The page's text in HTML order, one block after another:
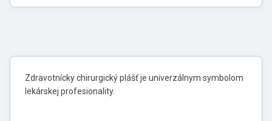
Zdravotnícky chirurgický plášť je univerzálnym symbolom
lekárskej profesionality.